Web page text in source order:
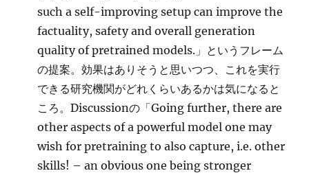
such a self-improving setup can improve the
factuality, safety and overall generation
quality of pretrained models.」というフレーム
の提案。効果はありそうと思いつつ、これを実行
できる研究機関がどれくらいあるかは気になると
ころ。Discussionの「Going further, there are
other aspects of a powerful model one may
wish for pretraining to also capture, i.e. other
skills! – an obvious one being stronger